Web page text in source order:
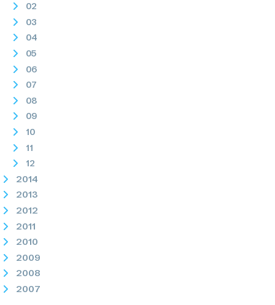
02
03
04
05
06
07
08
09
10
11
12
2014
2013
2012
2011
2010
2009
2008
2007